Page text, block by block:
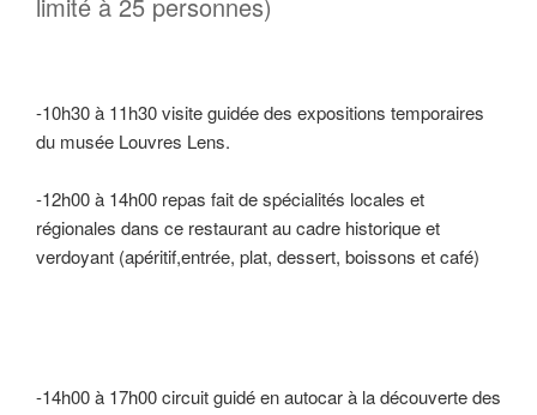
-10h30 à 11h30 visite guidée des expositions temporaires
du musée Louvres Lens.
-12h00 à 14h00 repas fait de spécialités locales et
régionales dans ce restaurant au cadre historique et
verdoyant (apéritif,entrée, plat, dessert, boissons et café)
-14h00 à 17h00 circuit guidé en autocar à la découverte des